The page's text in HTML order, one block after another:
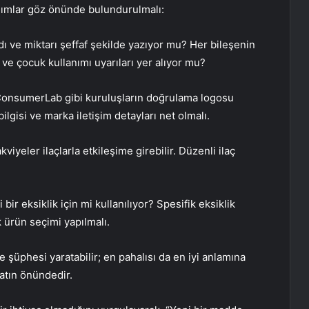
göz önünde bulundurulmalı:
ve miktarı şeffaf şekilde yazıyor mu? Her bileşenin
kullanımı uyarıları yer alıyor mu?
gibi kuruluşların doğrulama logosu
ve marka iletişim detayları net olmalı.
ilaçlarla etkileşime girebilir. Düzenli ilaç
bir eksiklik için mi kullanılıyor? Spesifik eksiklik
seçimi yapılmalı.
yaratabilir; en pahalısı da en iyi anlamına
önündedir.